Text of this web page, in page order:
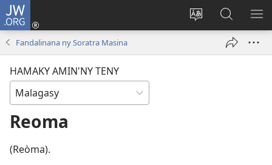
JW.ORG
Hiova
Hiditra
(manokatra
ato
Amin’ny
Fandalinana ny Soratra Masina
HAMAKY AMIN'NY TENY
Reoma
(Reòma).